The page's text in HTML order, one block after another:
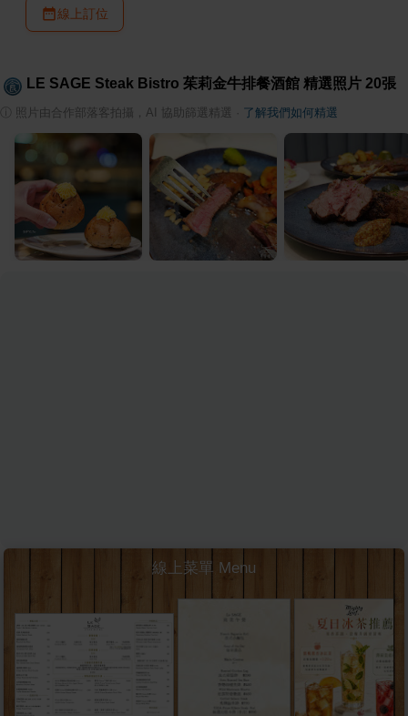
線上訂位
LE SAGE Steak Bistro 茱莉金牛排餐酒館 精選照片 20張
照片由合作部落客拍攝，AI 協助篩選精選 了解我們如何精選
線上菜單 Menu